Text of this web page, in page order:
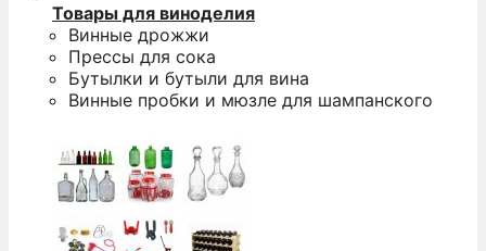
Товары для виноделия
Винные дрожжи
Прессы для сока
Бутылки и бутыли для вина
Винные пробки и мюзле для шампанского